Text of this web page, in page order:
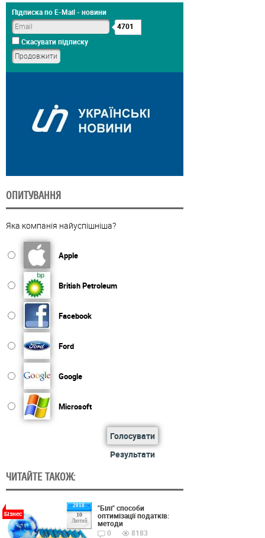
Підписка по E-Mail - новини
4701
Скасувати підписку
ОПИТУВАННЯ
Яка компанія найуспішніша?
Apple
British Petroleum
Facebook
Ford
Google
Microsoft
Голосувати
Результати
ЧИТАЙТЕ ТАКОЖ:
2018
10
Лютий
Бізнес
"Білі" способи
оптимізації податків:
методи
0
8183